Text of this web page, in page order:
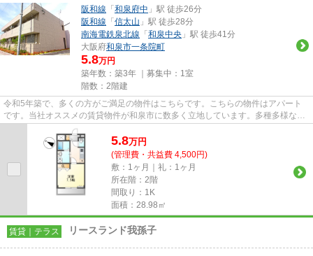
阪和線 「 和泉府中 」駅 徒歩26分
阪和線 「 信太山 」駅 徒歩28分
南海電鉄泉北線 「 和泉中央 」駅 徒歩41分
大阪府和泉市一条院町
5.8万円
築年数：築3年 ｜募集中： 1室
階数：2階建
令和5年築で、多くの方がご満足の物件はこちらです。こちらの物件はアパート
です。当社オススメの賃貸物件が和泉市に数多く立地しています。多種多様な物
件を取り扱っているので、きっ...
5.8万円
(管理費・共益費 4,500円)
敷：1ヶ月｜礼：1ヶ月
所在階：2階
間取り：1K
面積：28.98㎡
賃貸｜テラス リースランド我孫子